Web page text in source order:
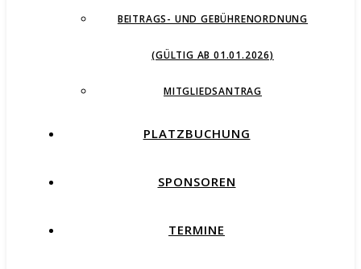
BEITRAGS- UND GEBÜHRENORDNUNG
(GÜLTIG AB 01.01.2026)
MITGLIEDSANTRAG
PLATZBUCHUNG
SPONSOREN
TERMINE